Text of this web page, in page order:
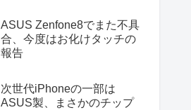
ASUS Zenfone8でまた不具
合、今度はお化けタッチの
報告
次世代iPhoneの一部は
ASUS製、まさかのチップ